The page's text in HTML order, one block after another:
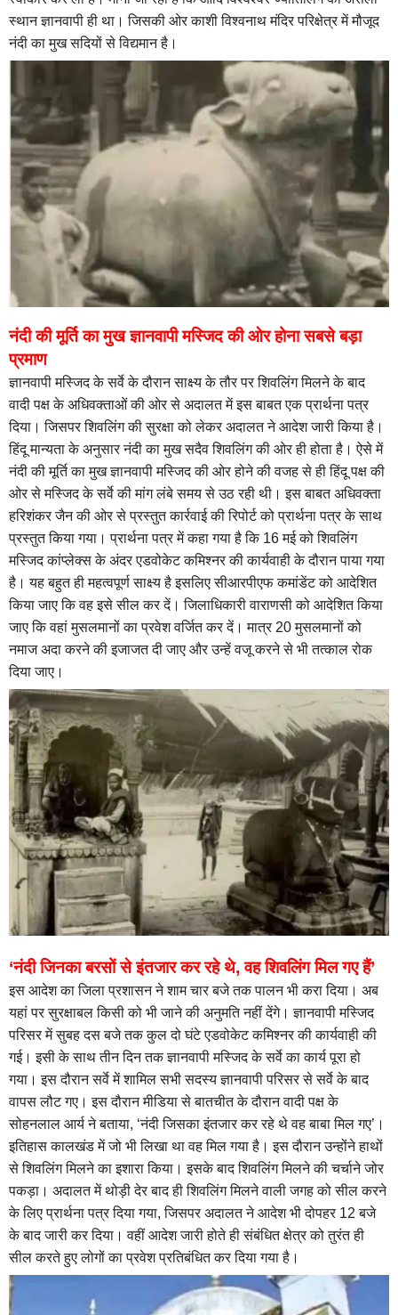
स्‍थान ज्ञानवापी ही था। जिसकी ओर काशी विश्‍वनाथ मंदिर परिक्षेत्र में मौजूद
नंदी का मुख सदियों से विद्यमान है।
नंदी की मूर्ति का मुख ज्ञानवापी मस्जिद की ओर होना सबसे बड़ा
प्रमाण
ज्ञानवापी मस्जिद के सर्वे के दौरान साक्ष्‍य के तौर पर शिवलिंग मिलने के बाद
वादी पक्ष के अधिवक्‍ताओं की ओर से अदालत में इस बाबत एक प्रार्थना पत्र
दिया। जिसपर शिवलिंग की सुरक्षा को लेकर अदालत ने आदेश जारी किया है।
हिंदू मान्‍यता के अनुसार नंदी का मुख सदैव शिवलिंग की ओर ही होता है। ऐसे में
नंदी की मूर्ति का मुख ज्ञानवापी मस्जिद की ओर होने की वजह से ही हिंदू पक्ष की
ओर से मस्जिद के सर्वे की मांग लंबे समय से उठ रही थी। इस बाबत अधिवक्ता
हरिशंकर जैन की ओर से प्रस्तुत कार्रवाई की रिपोर्ट को प्रार्थना पत्र के साथ
प्रस्‍तुत किया गया। प्रार्थना पत्र में कहा गया है कि 16 मई को शिवलिंग
मस्जिद कांप्‍लेक्स के अंदर एडवोकेट कमिश्‍नर की कार्यवाही के दौरान पाया गया
है। यह बहुत ही महत्वपूर्ण साक्ष्य है इसलिए सीआरपीएफ कमांडेंट को आदेशित
किया जाए कि वह इसे सील कर दें। जिलाधिकारी वाराणसी को आदेशित किया
जाए कि वहां मुसलमानों का प्रवेश वर्जित कर दें। मात्र 20 मुसलमानों को
नमाज अदा करने की इजाजत दी जाए और उन्हें वजू करने से भी तत्काल रोक
दिया जाए।
‘नंदी जिनका बरसों से इंतजार कर रहे थे, वह शिवलिंग मिल गए हैं’
इस आदेश का जिला प्रशासन ने शाम चार बजे तक पालन भी करा दिया। अब
यहां पर सुरक्षाबल किसी को भी जाने की अनुमति नहीं देंगे। ज्ञानवापी मस्जिद
परिसर में सुबह दस बजे तक कुल दो घंटे एडवोकेट कमिश्‍नर की कार्यवाही की
गई। इसी के साथ तीन दिन तक ज्ञानवापी मस्जिद के सर्वे का कार्य पूरा हो
गया। इस दौरान सर्वे में शामिल सभी सदस्‍य ज्ञानवापी परिसर से सर्वे के बाद
वापस लौट गए। इस दौरान मीडिया से बातचीत के दौरान वादी पक्ष के
सोहनलाल आर्य ने बताया, ‘नंदी जिसका इंतजार कर रहे थे वह बाबा मिल गए’।
इतिहास कालखंड में जो भी लिखा था वह मिल गया है। इस दौरान उन्‍होंने हाथों
से शिवलिंग मिलने का इशारा किया। इसके बाद शिवलिंग मिलने की चर्चाने जोर
पकड़ा। अदालत में थोड़ी देर बाद ही शिवलिंग मिलने वाली जगह को सील करने
के लिए प्रार्थना पत्र दिया गया, जिसपर अदालत ने आदेश भी दोपहर 12 बजे
के बाद जारी कर दिया। वहीं आदेश जारी होते ही संबंधित क्षेत्र को तुरंत ही
सील करते हुए लोगों का प्रवेश प्रतिबंधित कर दिया गया है।